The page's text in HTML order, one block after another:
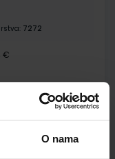
O nama
7272
€